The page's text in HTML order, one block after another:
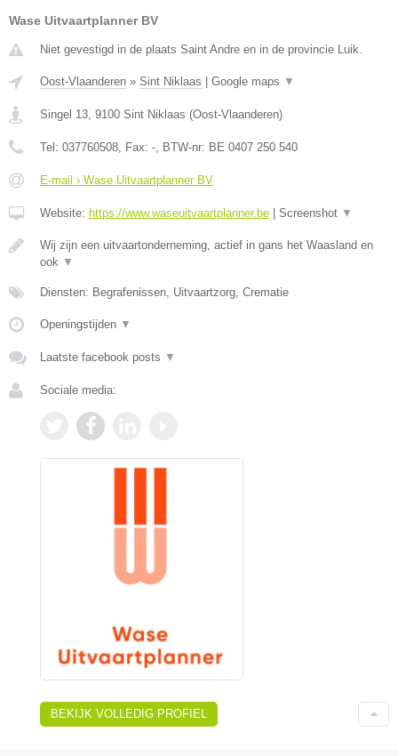
Wase Uitvaartplanner BV
Niet gevestigd in de plaats Saint Andre en in de provincie Luik.
Oost-Vlaanderen » Sint Niklaas Google maps ▼
Singel 13 9100 Sint Niklaas (Oost-Vlaanderen)
Tel: 037760508 , Fax: - , BTW-nr: BE 0407 250 540
E-mail › Wase Uitvaartplanner BV
Website: https://www.waseuitvaartplanner.be Screenshot ▼
Wij zijn een uitvaartonderneming, actief in gans het Waasland en
ook ▼
Diensten: Begrafenissen, Uitvaartzorg, Crematie
Openingstijden ▼
Laatste facebook posts ▼
Sociale media:
BEKIJK VOLLEDIG PROFIEL